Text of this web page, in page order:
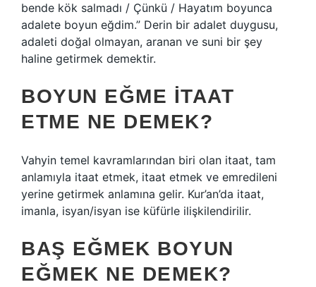
bende kök salmadı / Çünkü / Hayatım boyunca
adalete boyun eğdim.” Derin bir adalet duygusu,
adaleti doğal olmayan, aranan ve suni bir şey
haline getirmek demektir.
BOYUN EĞME ITAAT
ETME NE DEMEK?
Vahyin temel kavramlarından biri olan itaat, tam
anlamıyla itaat etmek, itaat etmek ve emredileni
yerine getirmek anlamına gelir. Kur’an’da itaat,
imanla, isyan/isyan ise küfürle ilişkilendirilir.
BAŞ EĞMEK BOYUN
EĞMEK NE DEMEK?